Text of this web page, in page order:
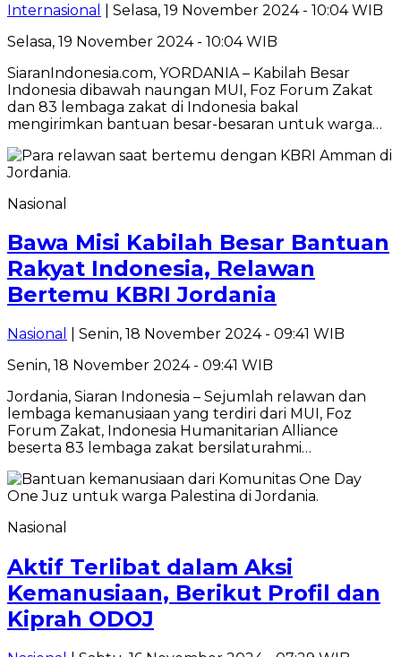
Internasional
| Selasa, 19 November 2024 - 10:04 WIB
Selasa, 19 November 2024 - 10:04 WIB
SiaranIndonesia.com, YORDANIA – Kabilah Besar
Indonesia dibawah naungan MUI, Foz Forum Zakat
dan 83 lembaga zakat di Indonesia bakal
mengirimkan bantuan besar-besaran untuk warga…
Nasional
Bawa Misi Kabilah Besar Bantuan
Rakyat Indonesia, Relawan
Bertemu KBRI Jordania
Nasional
| Senin, 18 November 2024 - 09:41 WIB
Senin, 18 November 2024 - 09:41 WIB
Jordania, Siaran Indonesia – Sejumlah relawan dan
lembaga kemanusiaan yang terdiri dari MUI, Foz
Forum Zakat, Indonesia Humanitarian Alliance
beserta 83 lembaga zakat bersilaturahmi…
Nasional
Aktif Terlibat dalam Aksi
Kemanusiaan, Berikut Profil dan
Kiprah ODOJ